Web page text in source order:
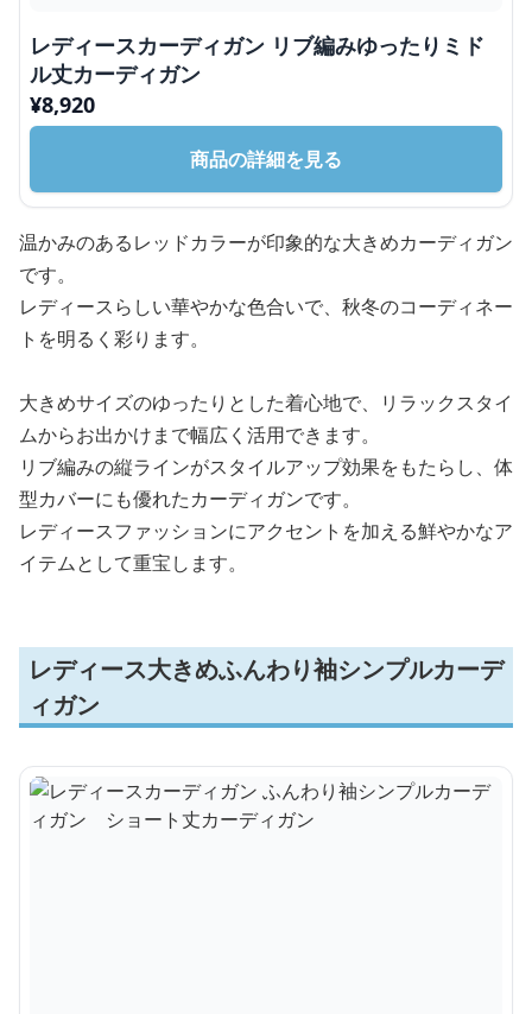
レディースカーディガン リブ編みゆったりミド
ル丈カーディガン
¥8,920
商品の詳細を見る
温かみのあるレッドカラーが印象的な大きめカーディガン
です。
レディースらしい華やかな色合いで、秋冬のコーディネー
トを明るく彩ります。
大きめサイズのゆったりとした着心地で、リラックスタイ
ムからお出かけまで幅広く活用できます。
リブ編みの縦ラインがスタイルアップ効果をもたらし、体
型カバーにも優れたカーディガンです。
レディースファッションにアクセントを加える鮮やかなア
イテムとして重宝します。
レディース大きめふんわり袖シンプルカーデ
ィガン